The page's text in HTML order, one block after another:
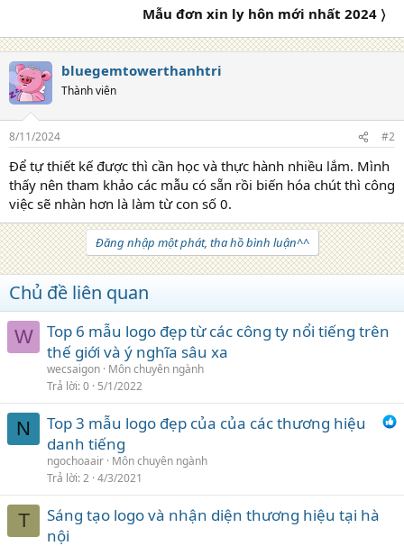
Mẫu đơn xin ly hôn mới nhất 2024 〉
bluegemtowerthanhtri
Thành viên
8/11/2024 #2
Để tự thiết kế được thì cần học và thực hành nhiều lắm. Mình
thấy nên tham khảo các mẫu có sẵn rồi biến hóa chút thì công
việc sẽ nhàn hơn là làm từ con số 0.
Đăng nhập một phát, tha hồ bình luận^^
Chủ đề liên quan
W
Top 6 mẫu logo đẹp từ các công ty nổi tiếng trên
thế giới và ý nghĩa sâu xa
wecsaigon Môn chuyên ngành
Trả lời 0 5/1/2022
N
Top 3 mẫu logo đẹp của của các thương hiệu
danh tiếng
ngochoaair Môn chuyên ngành
Trả lời 2 4/3/2021
T
Sáng tạo logo và nhận diện thương hiệu tại hà
nội